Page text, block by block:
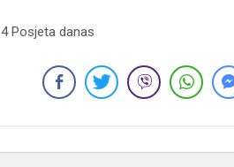
4 Posjeta danas